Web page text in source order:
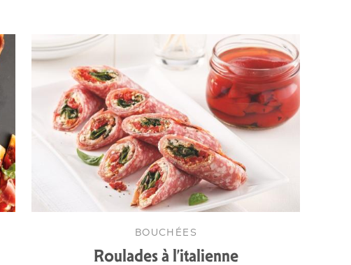
BOUCHÉES
Roulades à l’italienne